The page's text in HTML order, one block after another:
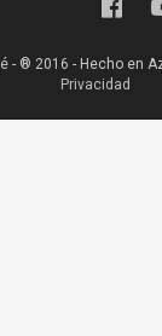
- ® 2016 - Hecho en
Privacidad